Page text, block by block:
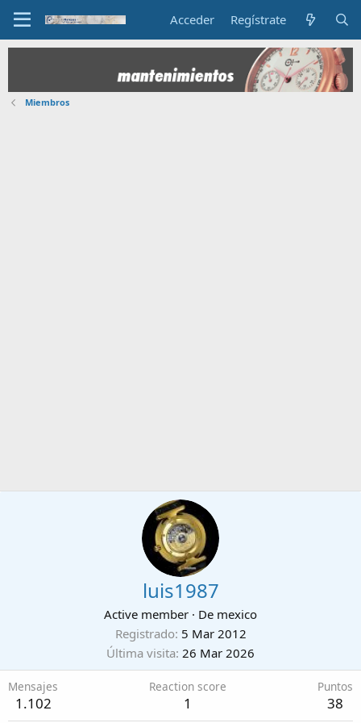
Acceder Regístrate
Miembros
luis1987
Active member · De mexico
Registrado 5 Mar 2012
Última visita 26 Mar 2026
Mensajes
1.102
Reaction score
1
Puntos
38